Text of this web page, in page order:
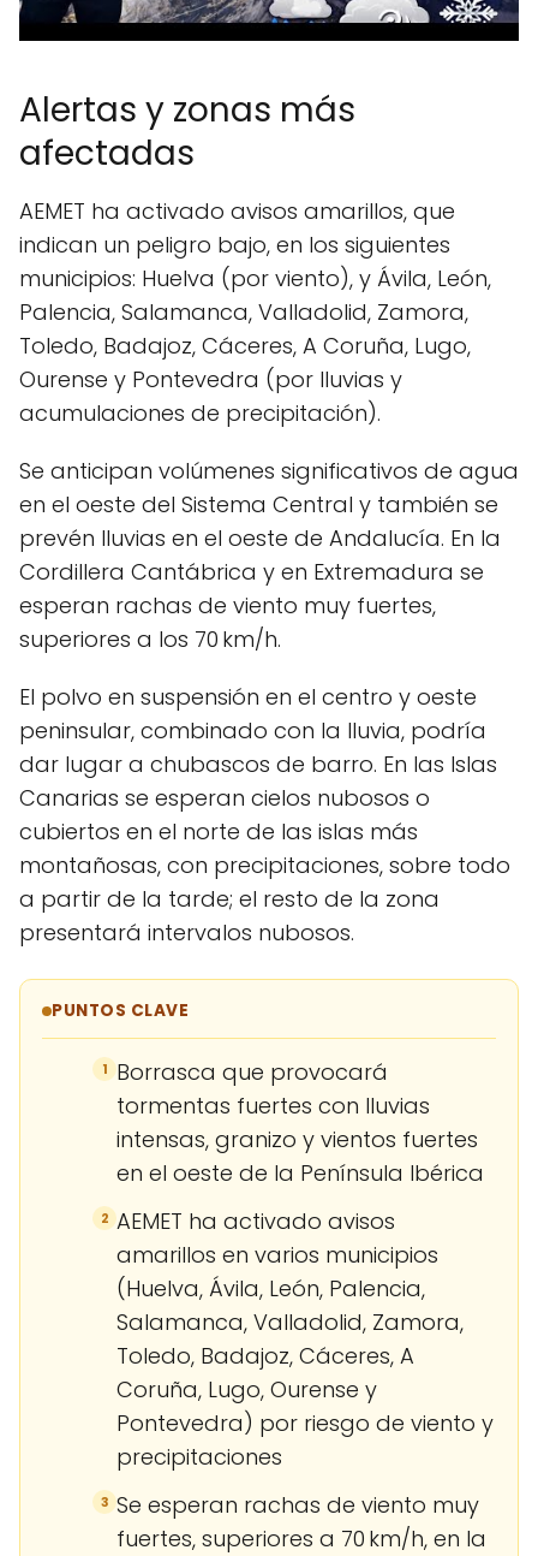
Alertas y zonas más
afectadas
AEMET ha activado avisos amarillos, que
indican un peligro bajo, en los siguientes
municipios: Huelva (por viento), y Ávila, León,
Palencia, Salamanca, Valladolid, Zamora,
Toledo, Badajoz, Cáceres, A Coruña, Lugo,
Ourense y Pontevedra (por lluvias y
acumulaciones de precipitación).
Se anticipan volúmenes significativos de agua
en el oeste del Sistema Central y también se
prevén lluvias en el oeste de Andalucía. En la
Cordillera Cantábrica y en Extremadura se
esperan rachas de viento muy fuertes,
superiores a los 70 km/h.
El polvo en suspensión en el centro y oeste
peninsular, combinado con la lluvia, podría
dar lugar a chubascos de barro. En las Islas
Canarias se esperan cielos nubosos o
cubiertos en el norte de las islas más
montañosas, con precipitaciones, sobre todo
a partir de la tarde; el resto de la zona
presentará intervalos nubosos.
PUNTOS CLAVE
1 Borrasca que provocará
tormentas fuertes con lluvias
intensas, granizo y vientos fuertes
en el oeste de la Península Ibérica
2 AEMET ha activado avisos
amarillos en varios municipios
(Huelva, Ávila, León, Palencia,
Salamanca, Valladolid, Zamora,
Toledo, Badajoz, Cáceres, A
Coruña, Lugo, Ourense y
Pontevedra) por riesgo de viento y
precipitaciones
3 Se esperan rachas de viento muy
fuertes, superiores a 70 km/h, en la